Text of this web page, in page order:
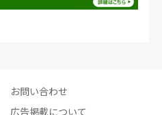
お問い合わせ
広告掲載について